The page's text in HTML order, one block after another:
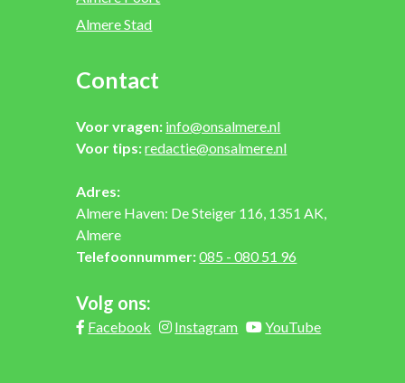
Almere Stad
Contact
Voor vragen: info@onsalmere.nl
Voor tips:redactie@onsalmere.nl
Adres:
Almere Haven: De Steiger 116, 1351 AK,
Almere
Telefoonnummer:085 - 080 51 96
Volg ons:
Facebook Instagram YouTube